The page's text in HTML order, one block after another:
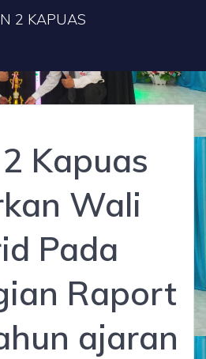
2 KAPUAS
Kapuas
Wali
Pada
Raport
ajaran